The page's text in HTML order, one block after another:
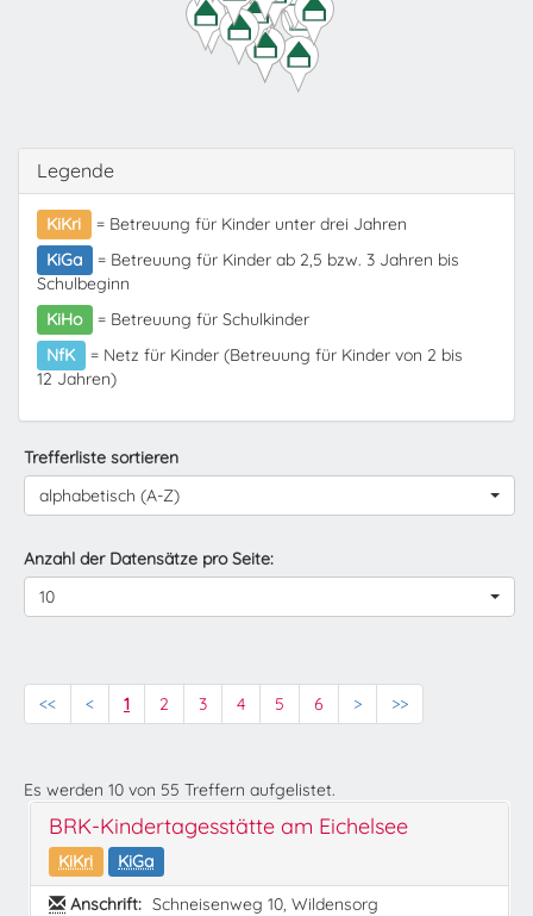
Legende
KiKri
= Betreuung für Kinder unter drei Jahren
KiGa
= Betreuung für Kinder ab 2,5 bzw. 3 Jahren bis
Schulbeginn
KiHo
= Betreuung für Schulkinder
NfK
= Netz für Kinder (Betreuung für Kinder von 2 bis
12 Jahren)
Trefferliste sortieren
alphabetisch (A-Z)
Anzahl der Datensätze pro Seite:
10
<< < 1 2 3 4 5 6 > >>
Es werden 10 von 55 Treffern aufgelistet.
BRK-Kindertagesstätte am Eichelsee
KiKri
KiGa
Anschrift: Schneisenweg 10, Wildensorg